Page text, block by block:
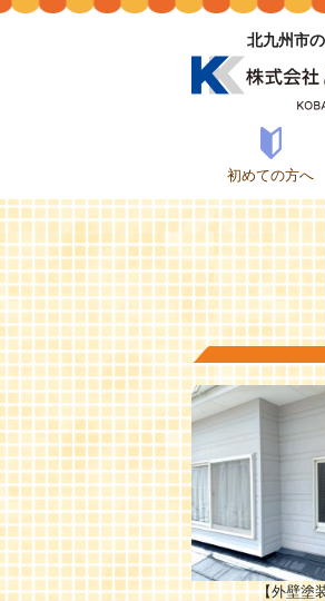
北九州市
初めての方へ
【外壁塗